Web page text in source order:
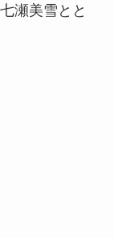
瀬美雪とと